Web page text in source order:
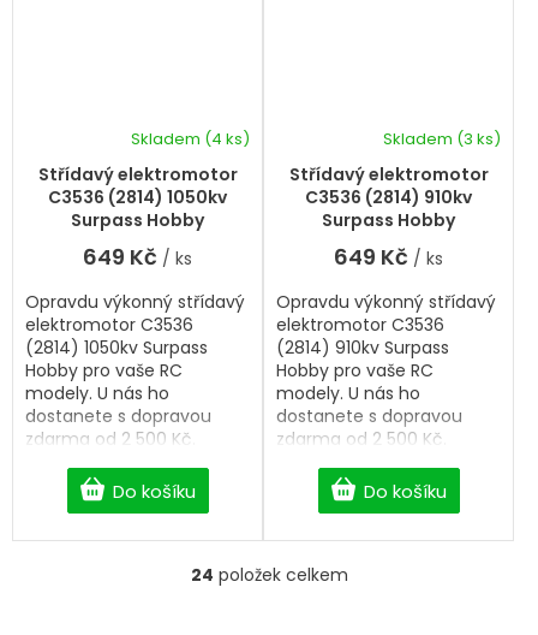
Střídavý elektromotor
C3536 (2814) 1050kv
Surpass Hobby
Skladem (4 ks)
649 Kč / ks
Do košíku
Opravdu výkonný střídavý
elektromotor C3536
(2814) 1050kv Surpass
Hobby pro vaše RC
modely. U nás ho
dostanete s dopravou
zdarma od 2 500 Kč.
Střídavý elektromotor
C3536 (2814) 910kv
Surpass Hobby
Skladem (3 ks)
649 Kč / ks
Do košíku
Opravdu výkonný střídavý
elektromotor C3536
(2814) 910kv Surpass
Hobby pro vaše RC
modely. U nás ho
dostanete s dopravou
zdarma od 2 500 Kč.
O
24 položek celkem